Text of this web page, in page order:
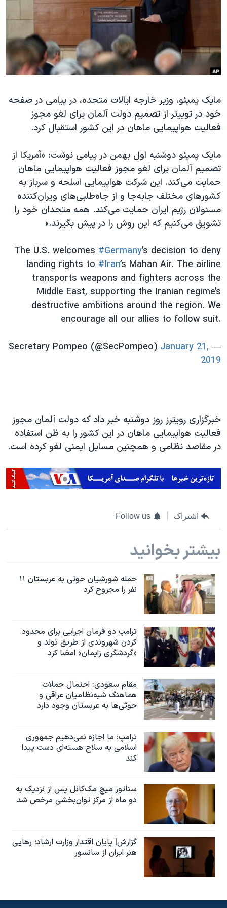
اقتصادی
علم و فناوری
گالری عکس
آرشیو پخش زنده
حمله جمهوری اسلامی به اسرائیل
رمز مهسا
اعتراضات زن، زندگی، آزادی
مجموعه مستندهای دادخواهی
دادگاه حمید نوری
چهل سال گروگان‌گیری
قانون شفافیت دارائی کادر رهبری ایران
اعتراضات مردمی آبان ۹۸
اسرائیل در جنگ
نرگس محمدی برنده جایزه نوبل صلح
همایش محافظه‌کاران آمریکا «سی‌پک»
صفحه‌های ویژه
سفر پرزیدنت ترامپ به چین
زبانهای مختلف
مایک پمپئو، وزیر خارجه ایالات متحده، در پیامی در صفحه
خود در توییتر از تصمیم دولت آلمان برای لغو مجوز
فعالیت هواپیمایی ماهان در این کشور استقبال کرد.
مایک پمپئو دوشنبه اول بهمن در پیامی نوشت: «آمریکا از
تصمیم آلمان برای لغو مجوز فعالیت هواپیمایی ماهان
حمایت می‌کند. این شرکت هواپیمایی اسلحه و سرباز به
کشورهای مختلف جابه‌جا و از جاه‌طلبی‌های ویران‌کننده
مسئولان رژیم ایران حمایت می‌کند. همه متحدان خود را
تشویق می‌کنیم که این روش را در پیش بگیرند.»
The U.S. welcomes #Germany’s decision to deny
landing rights to #Iran’s Mahan Air. The airline
transports weapons and fighters across the
Middle East, supporting the Iranian regime’s
destructive ambitions around the region. We
encourage all our allies to follow suit.
— Secretary Pompeo (@SecPompeo)
January 21,
2019
خبرگزاری رویترز روز دوشنبه خبر داد که دولت آلمان مجوز
فعالیت هواپیمایی ماهان در این کشور را به ظن استفاده
در مقاصد نظامی و همچنین مسایل ایمنی لغو کرده است.
اشتراک Follow us
بیشتر بخوانید
حمله شورشیان حوثی به عربستان ۱۱
نفر را مجروح کرد
ترامپ دو فرمان اجرایی برای محدود
کردن شهروندی از طریق تولد و
«گردشگری زایمان» امضا کرد
مقام سعودی: احتمال حملات
هماهنگ شبه‌نظامیان عراقی و
حوثی‌ها به عربستان وجود دارد
ترامپ: ما اجازه نمی‌دهیم جمهوری
اسلامی به سلاح هسته‌ای دست پیدا
کند
سناتور میچ مک‌کانل پس از نزدیک به
دو ماه از مرکز توان‌بخشی مرخص شد
گزارش| پایان اقتدار وزارت ارشاد؛ رهایی
هنر ایران از سانسور